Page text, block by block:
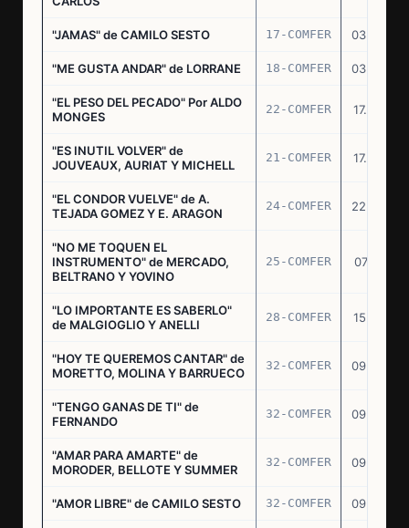
"JAMAS" de CAMILO SESTO 17-COMFER 03.06.76
"ME GUSTA ANDAR" de LORRANE 18-COMFER 03.06.76
"EL PESO DEL PECADO" Por ALDO
MONGES
22-COMFER 17.06.76
"ES INUTIL VOLVER" de
JOUVEAUX, AURIAT Y MICHELL
21-COMFER 17.06.76
"EL CONDOR VUELVE" de A.
TEJADA GOMEZ Y E. ARAGON
24-COMFER 22.06.76
"NO ME TOQUEN EL
INSTRUMENTO" de MERCADO,
BELTRANO Y YOVINO
25-COMFER 07.07.76
"LO IMPORTANTE ES SABERLO"
de MALGIOGLIO Y ANELLI
28-COMFER 15.07.76
"HOY TE QUEREMOS CANTAR" de
MORETTO, MOLINA Y BARRUECO
32-COMFER 09.09.76
"TENGO GANAS DE TI" de
FERNANDO
32-COMFER 09.09.76
"AMAR PARA AMARTE" de
MORODER, BELLOTE Y SUMMER
32-COMFER 09.09.76
"AMOR LIBRE" de CAMILO SESTO 32-COMFER 09.09.76